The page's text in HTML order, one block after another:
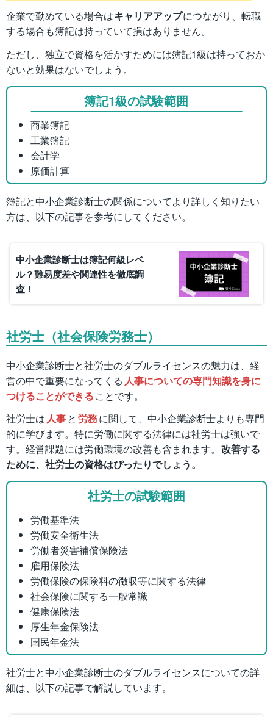
企業で勤めている場合はキャリアアップにつながり、転職
する場合も簿記は持っていて損はありません。
ただし、独立で資格を活かすためには簿記1級は持っておか
ないと効果はないでしょう。
簿記1級の試験範囲
商業簿記
工業簿記
会計学
原価計算
簿記と中小企業診断士の関係についてより詳しく知りたい
方は、以下の記事を参考にしてください。
中小企業診断士は簿記何級レベ
ル？難易度差や関連性を徹底調
査！
社労士（社会保険労務士）
中小企業診断士と社労士のダブルライセンスの魅力は、経
営の中で重要になってくる 人事についての専門知識を身に
つけることができる ことです。
社労士は 人事と 労務に関して、中小企業診断士よりも専門
的に学びます。特に労働に関する法律には社労士は強いで
す。経営課題には労働環境の改善も含まれます。 改善する
ために、社労士の資格はぴったりでしょう。
社労士の試験範囲
労働基準法
労働安全衛生法
労働者災害補償保険法
雇用保険法
労働保険の保険料の徴収等に関する法律
社会保険に関する一般常識
健康保険法
厚生年金保険法
国民年金法
社労士と中小企業診断士のダブルライセンスについての詳
細は、以下の記事で解説しています。